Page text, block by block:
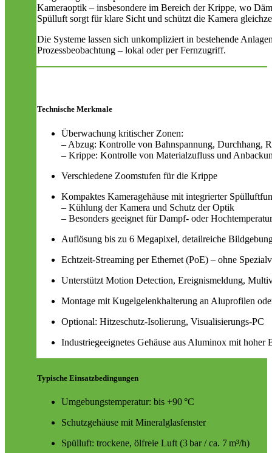
Kameraoptik – insbesondere im Bereich der Krippe, wo
Spülluft sorgt für klare Sicht und schützt die Kamera
Die Systeme lassen sich unkompliziert in bestehende
Prozessbeobachtung – lokal oder per Fernzugriff.
Technische Merkmale
Überwachung kritischer Zonen:
– Abzug: Kontrolle von Bahnspannung, Durchhang,
– Krippe: Kontrolle von Materialzufluss und
Verschiedene Zoomstufen für die Krippe
Kompaktes Kameragehäuse mit integrierter
– Kühlung der Kamera und Schutz der Optik
– Besonders geeignet für Dampf- oder
Auflösung bis zu 6 Megapixel, detailreiche
Echtzeit-Streaming per Ethernet (PoE) – ohne
Unterstützt Motion Detection, Ereignismeldung,
Montage mit Kugelgelenkhalterung an Aluprofilen
Optional: Hitzeschutz-Isolierung, Visualisierungs-PC
Industriegeeignetes Gehäuse aus Aluminox mit hoher
Typische Einsatzbedingungen
Umgebungstemperatur: bis +90 °C
Schutzgehäuse mit Mineralglasfenster
Spülluft: trockene, ölfreie Luft (3 bar / ca. 7 m³/h)